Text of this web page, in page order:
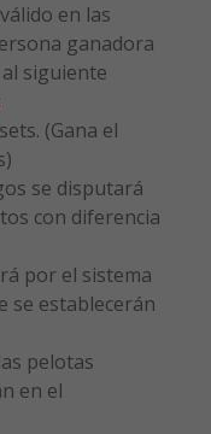
en las
ganadora
siguiente
(Gana el
se disputará
con diferencia
por el sistema
se establecerán
pelotas
en el